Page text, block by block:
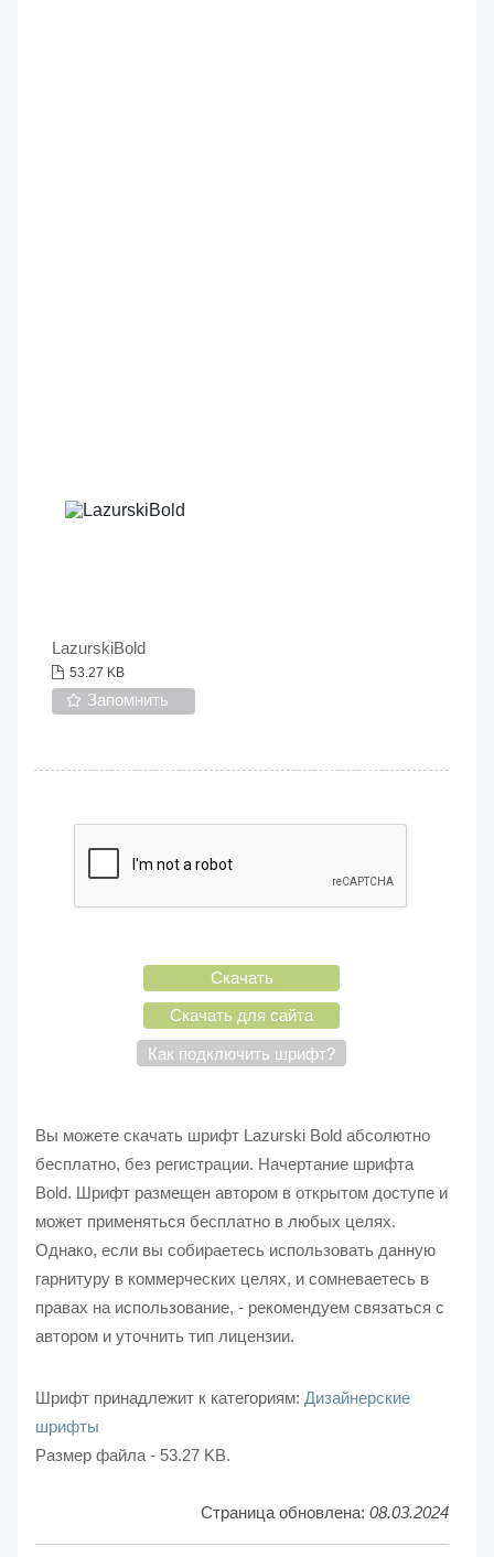
LazurskiBold
53.27 KB
Запомнить
Скачать
Скачать для сайта
Как подключить шрифт?
Вы можете скачать шрифт Lazurski Bold абсолютно
бесплатно, без регистрации. Начертание шрифта
Bold. Шрифт размещен автором в открытом доступе и
может применяться бесплатно в любых целях.
Однако, если вы собираетесь использовать данную
гарнитуру в коммерческих целях, и сомневаетесь в
правах на использование, - рекомендуем связаться с
автором и уточнить тип лицензии.
Шрифт принадлежит к категориям: Дизайнерские
шрифты
Размер файла - 53.27 KB.
Страница обновлена: 08.03.2024